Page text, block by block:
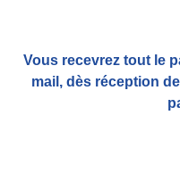
Vous recevrez tout le
mail, dès réception